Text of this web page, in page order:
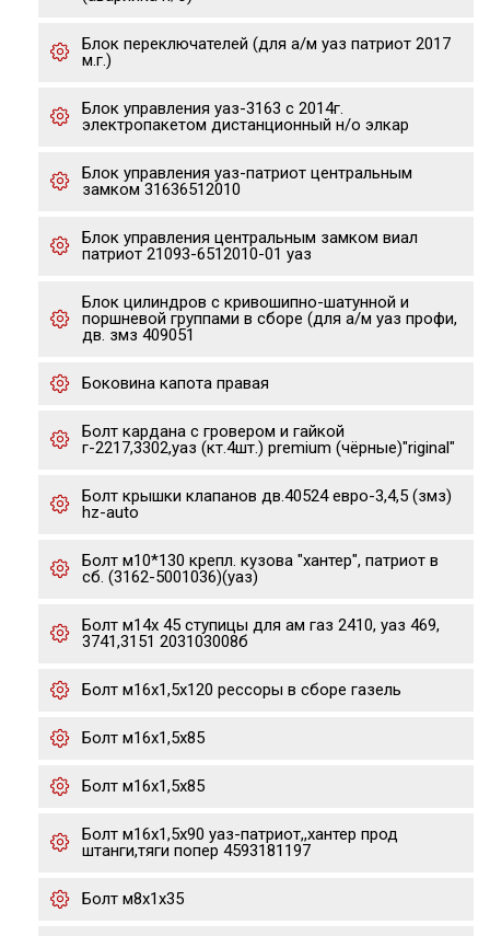
Блок переключателей (для а/м уаз патриот 2017
м.г.)
Блок управления уаз-3163 с 2014г.
электропакетом дистанционный н/о элкар
Блок управления уаз-патриот центральным
замком 31636512010
Блок управления центральным замком виал
патриот 21093-6512010-01 уаз
Блок цилиндров с кривошипно-шатунной и
поршневой группами в сборе (для а/м уаз профи,
дв. змз 409051
Боковина капота правая
Болт кардана с гровером и гайкой
г-2217,3302,уаз (кт.4шт.) premium (чёрные)"riginal"
Болт крышки клапанов дв.40524 евро-3,4,5 (змз)
hz-auto
Болт м10*130 крепл. кузова "хантер", патриот в
сб. (3162-5001036)(уаз)
Болт м14х 45 ступицы для ам газ 2410, уаз 469,
3741,3151 203103008б
Болт м16х1,5х120 рессоры в сборе газель
Болт м16х1,5х85
Болт м16х1,5х85
Болт м16х1,5х90 уаз-патриот,,хантер прод
штанги,тяги попер 4593181197
Болт м8х1х35